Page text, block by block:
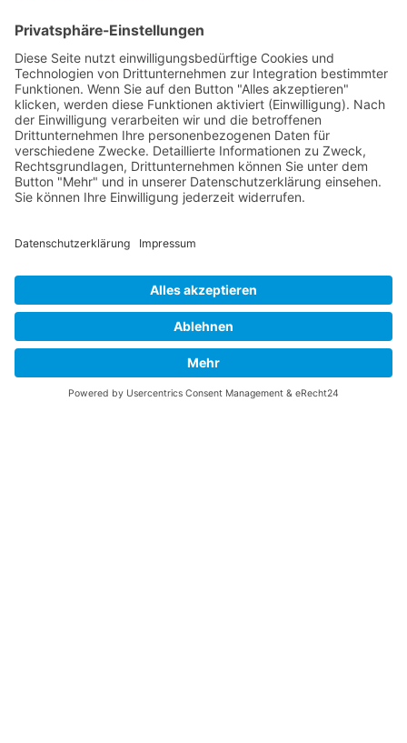
Messerschmitt Bf 109
Messerschmitt Me 163
Messerschmitt Me 262
P-38 Lightning
P-47 Thunderbolt
P-51 Mustang
INFO
Kontakt
Datenschutzerklärung
B-17 Fan Store
UNTERSTÜTZEN